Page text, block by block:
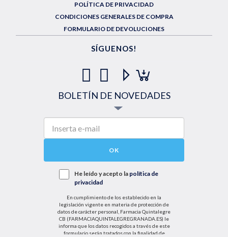
POLÍTICA DE PRIVACIDAD
CONDICIONES GENERALES DE COMPRA
FORMULARIO DE DEVOLUCIONES
SÍGUENOS!
BOLETÍN DE NOVEDADES
OK
He leído y acepto la política de
privacidad
En cumplimiento de los establecido en la
legislación vigente en materia de protección de
datos de carácter personal, Farmacia Quintalegre
CB (FARMACIAQUINTALEGREGRANADA.ES) le
informa que los datos recogidos a través de este
formulario serán tratados con la finalidad de